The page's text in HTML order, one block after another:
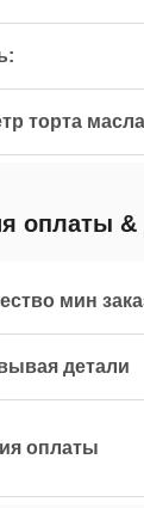
торта
оплаты &
мин
детали
оплаты